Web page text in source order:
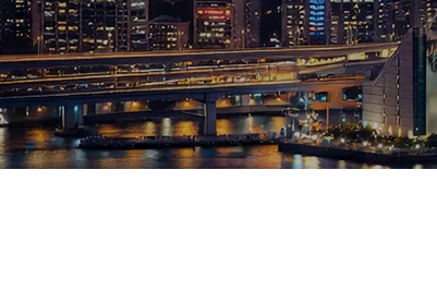
テニス四大大会・五輪
テニス四大大会・五輪